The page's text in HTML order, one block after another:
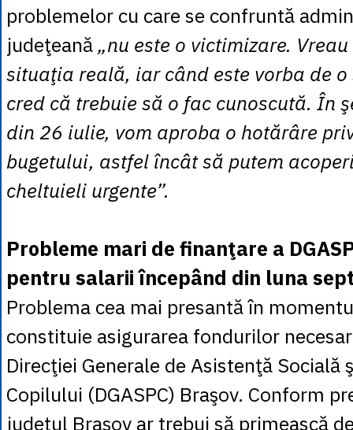
problemelor cu care se confruntă
judeţeană„nu este o victimizare.
situaţia reală, iar când este vorba de
cred că trebuie să o fac cunoscută. În
din 26 iulie, vom aproba o hotărâre
bugetului, astfel încât să putem
cheltuieli urgente”.
Probleme mari de finanţare a
pentru salarii începând din luna
Problema cea mai presantă în
constituie asigurarea fondurilor
Direcţiei Generale de Asistenţă Socială
Copilului (DGASPC) Braşov. Conform
judeţul Braşov ar trebui să primească